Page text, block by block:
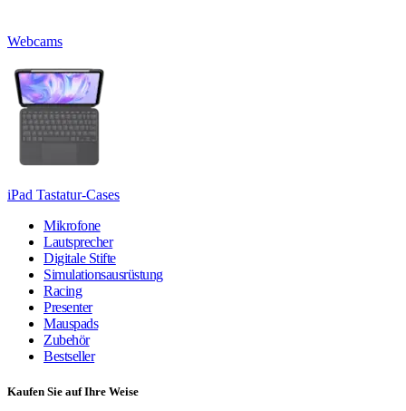
Webcams
iPad Tastatur-Cases
Mikrofone
Lautsprecher
Digitale Stifte
Simulationsausrüstung
Racing
Presenter
Mauspads
Zubehör
Bestseller
Kaufen Sie auf Ihre Weise